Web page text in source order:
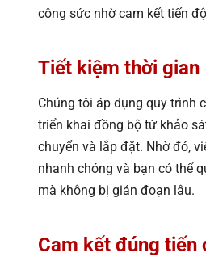
công sức nhờ cam kết tiến
Tiết kiệm thời gian
Chúng tôi áp dụng quy trình
triển khai đồng bộ từ khảo
chuyển và lắp đặt. Nhờ đó,
nhanh chóng và bạn có thể
mà không bị gián đoạn lâu.
Cam kết đúng tiến